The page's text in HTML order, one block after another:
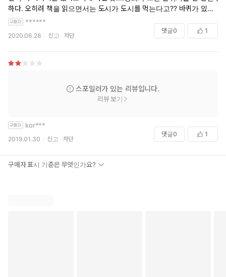
하다. 오히려 책을 읽으면서는 도시가 도시를 먹는다고?? 바퀴가 있다
고?? 런던이 도대체 얼마나 크다는 거지? 상상이 잘 안됐음
******
2020.06.28 신고 차단
댓글0 1
스포일러가 있는 리뷰입니다.
리뷰 보기
kor***
2019.01.30 신고 차단
댓글0 1
구매자 표시 기준은 무엇인가요?